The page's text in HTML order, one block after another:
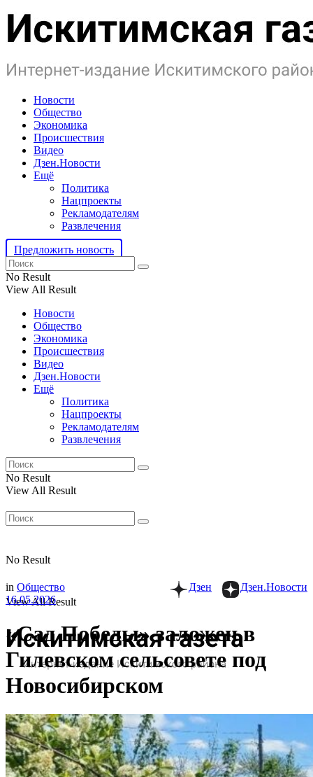
Новости
Общество
Экономика
Происшествия
Видео
Дзен.Новости
Ещё
Политика
Нацпроекты
Рекламодателям
Развлечения
Предложить новость
No Result
View All Result
Новости
Общество
Экономика
Происшествия
Видео
Дзен.Новости
Ещё
Политика
Нацпроекты
Рекламодателям
Развлечения
No Result
View All Result
No Result
View All Result
Дзен.Новости
Дзен
in Общество
16.05.2026
«Сад Победы» заложен в
Гилевском сельсовете под
Новосибирском